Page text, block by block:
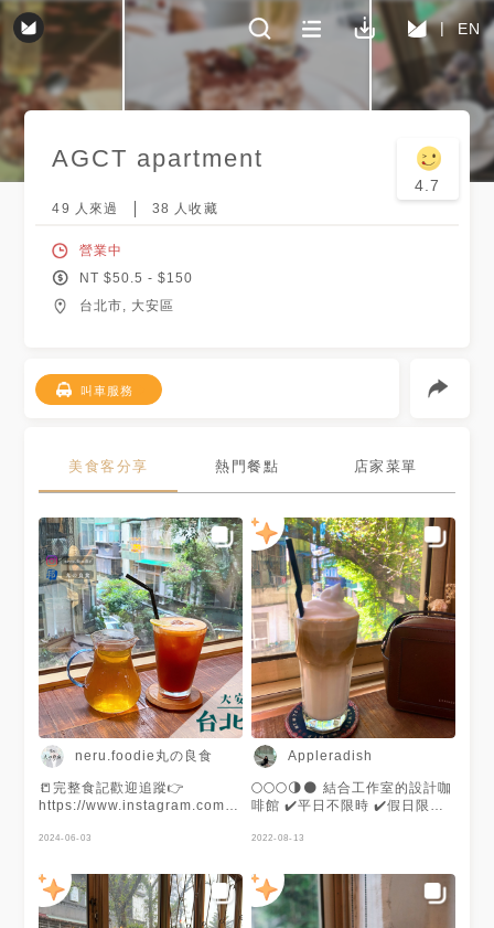
EN
AGCT apartment
4.7
49 人來過 38 人收藏
營業中
NT $50.5 - $150
台北市, 大安區
叫車服務
美食客分享 熱門餐點 店家菜單
neru.foodie丸の良食
📒完整食記歡迎追蹤👉
https://www.instagram.com/neru.foodie
https://goo.gl/maps/jdtSUNJEUgLjtyUA9
整部落格 🍰建議使用Chrome瀏
覽器或是電腦觀看 - 🏷 #台北美
食 #新北美食 #nerufoodie
2024-06-03
Appleradish
🌕🌕🌕🌗🌑 結合工作室的設計咖
啡館 ✔️平日不限時 ✔️假日限時2
訂位 ✔️只收現金 入口在隱密巷
透明落地窗採光好 特意選靠窗
的位子欣賞窗外陽光灑落及樹影
交錯的風景
2022-08-13